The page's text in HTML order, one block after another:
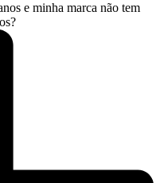
e minha marca não tem